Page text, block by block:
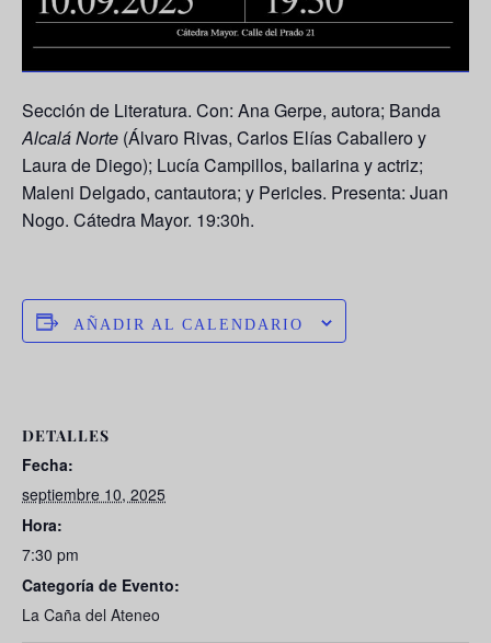
Sección de Literatura. Con: Ana Gerpe, autora; Banda
Alcalá Norte (Álvaro Rivas, Carlos Elías Caballero y
Laura de Diego); Lucía Campillos, bailarina y actriz;
Maleni Delgado, cantautora; y Pericles. Presenta: Juan
Nogo. Cátedra Mayor. 19:30h.
AÑADIR AL CALENDARIO
DETALLES
Fecha:
septiembre 10, 2025
Hora:
7:30 pm
Categoría de Evento:
La Caña del Ateneo